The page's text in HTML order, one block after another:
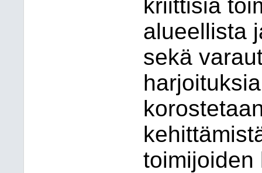
kriittisiä
alueellista
sekä
toimijoiden